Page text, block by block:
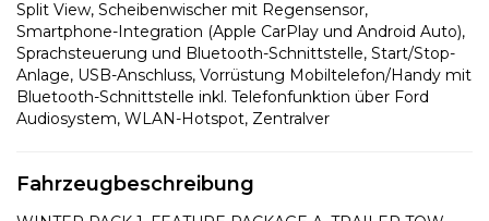
Split View, Scheibenwischer mit Regensensor,
Smartphone-Integration (Apple CarPlay und Android Auto),
Sprachsteuerung und Bluetooth-Schnittstelle, Start/Stop-
Anlage, USB-Anschluss, Vorrüstung Mobiltelefon/Handy mit
Bluetooth-Schnittstelle inkl. Telefonfunktion über Ford
Audiosystem, WLAN-Hotspot, Zentralver
Fahrzeugbeschreibung